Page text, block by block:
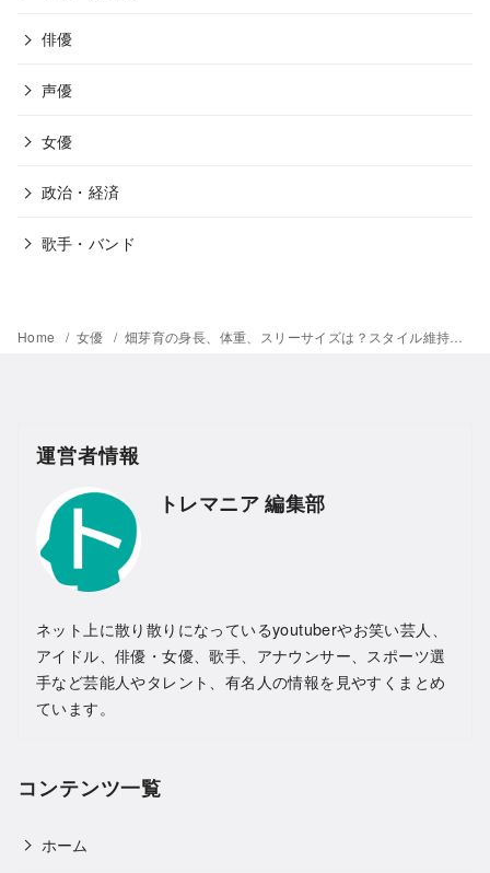
俳優
声優
女優
政治・経済
歌手・バンド
Home 女優 畑芽育の身長、体重、スリーサイズは？スタイル維持やダイエットはどうやって行っているの？
運営者情報
トレマニア 編集部
ネット上に散り散りになっているyoutuberやお笑い芸人、
アイドル、俳優・女優、歌手、アナウンサー、スポーツ選
手など芸能人やタレント、有名人の情報を見やすくまとめ
ています。
コンテンツ一覧
ホーム